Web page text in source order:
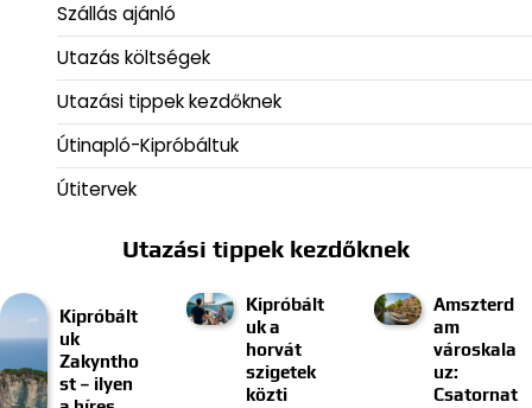
Szállás ajánló
Utazás költségek
Utazási tippek kezdőknek
Útinapló-Kipróbáltuk
Útitervek
Utazási tippek kezdőknek
Kipróbált
uk
Zakyntho
st – ilyen
Kipróbált
uk a
horvát
szigetek
közti
Amszterd
am
városkala
uz:
Csatornat